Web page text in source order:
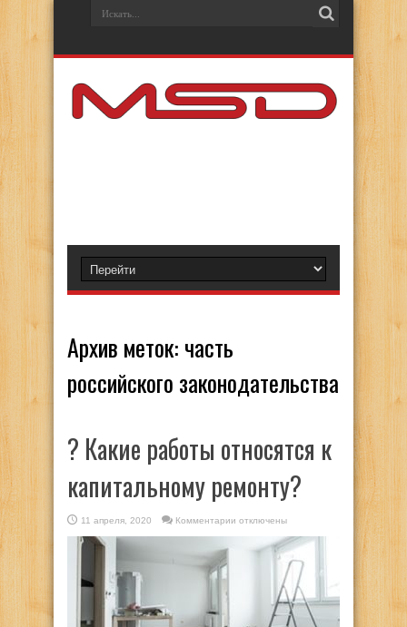
Архив меток: часть
российского законодательства
?️ Какие работы относятся к
капитальному ремонту?
11 апреля, 2020 Комментарии
Какие
капитальному
ремонту?
отключены